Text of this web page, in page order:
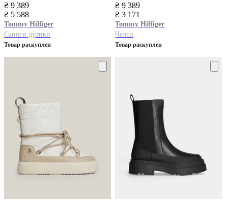
₴ 9 389
₴ 5 588
Tommy Hilfiger
Сапоги дутики
Товар раскуплен
₴ 9 389
₴ 3 171
Tommy Hilfiger
Челси
Товар раскуплен